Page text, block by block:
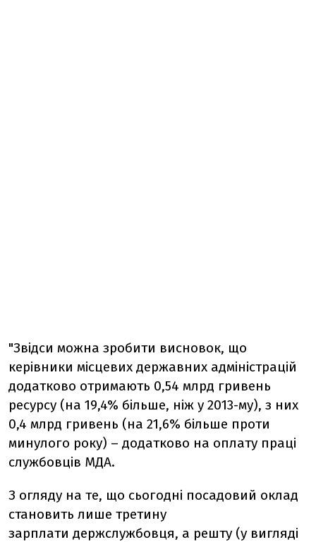
"Звідси можна зробити висновок, що
керівники місцевих державних адміністрацій
додатково отримають 0,54 млрд гривень
ресурсу (на 19,4% більше, ніж у 2013-му), з них
0,4 млрд гривень (на 21,6% більше проти
минулого року) – додатково на оплату праці
службовців МДА.
З огляду на те, що сьогодні посадовий оклад
становить лише третину
зарплати держслужбовця, а решту (у вигляді